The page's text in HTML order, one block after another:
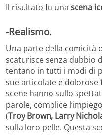
Il risultato fu una scena
-Realismo.
Una parte della comicità
scaturisce senza dubbio
tentano in tutti i modi di
sue articolate e dolorose
scene hanno sullo
parole, complice
(Troy Brown, Larry
sulla loro pelle. Questa